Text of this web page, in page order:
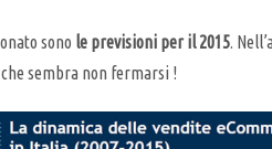
sono le previsioni per il 2015.
sembra non fermarsi !